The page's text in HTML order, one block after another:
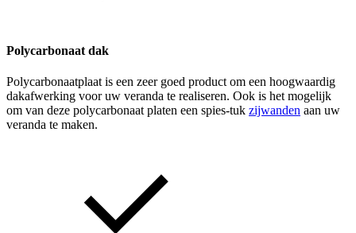
Polycarbonaat dak
Polycarbonaatplaat is een zeer goed product om een hoogwaardig
dakafwerking voor uw veranda te realiseren. Ook is het mogelijk
om van deze polycarbonaat platen een spies-tuk zijwanden aan uw
veranda te maken.